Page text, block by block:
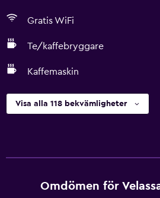
Gratis WiFi
Te/kaffebryggare
Kaffemaskin
Visa alla 118 bekvämligheter
Omdömen för